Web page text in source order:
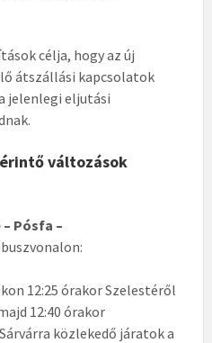
célja, hogy az új
átszállási kapcsolatok
jelenlegi eljutási
változások
Pósfa –
12:25 órakor Szelestéről
12:40 órakor
közlekedő járatok a